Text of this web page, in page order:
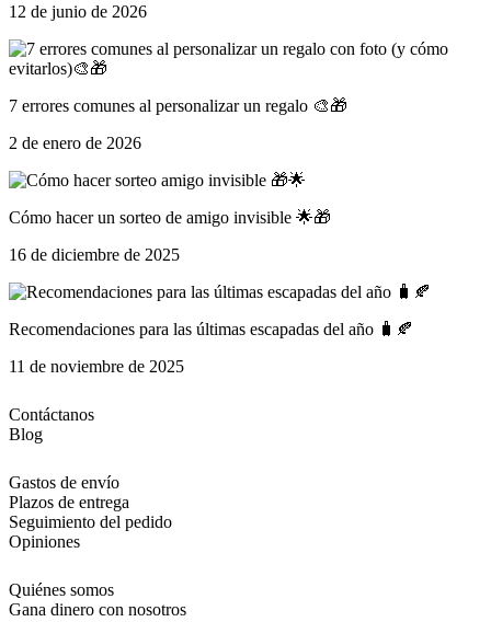
12 de junio de 2026
7 errores comunes al personalizar un regalo 🎨🎁
2 de enero de 2026
Cómo hacer un sorteo de amigo invisible 🌟🎁
16 de diciembre de 2025
Recomendaciones para las últimas escapadas del año 🧳🍂
11 de noviembre de 2025
Contáctanos
Blog
Gastos de envío
Plazos de entrega
Seguimiento del pedido
Opiniones
Quiénes somos
Gana dinero con nosotros